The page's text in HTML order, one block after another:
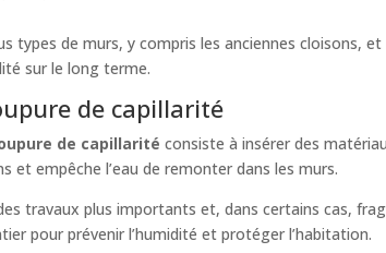
types de murs, y compris les anciennes cloisons,
sur le long terme.
de capillarité
de capillarité consiste à insérer des
et empêche l’eau de remonter dans les murs.
travaux plus importants et, dans certains cas,
pour prévenir l’humidité et protéger l’habitation.